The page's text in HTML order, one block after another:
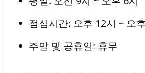
점심시간: 오후 12시 ~ 오
주말 및 공휴일: 휴무